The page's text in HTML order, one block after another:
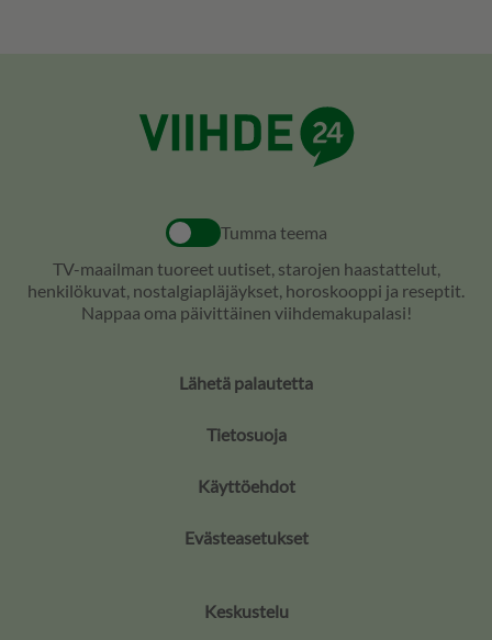
Tumma teema
TV-maailman tuoreet uutiset, starojen haastattelut,
henkilökuvat, nostalgiapläjäykset, horoskooppi ja reseptit.
Nappaa oma päivittäinen viihdemakupalasi!
Lähetä palautetta
Tietosuoja
Käyttöehdot
Evästeasetukset
Keskustelu